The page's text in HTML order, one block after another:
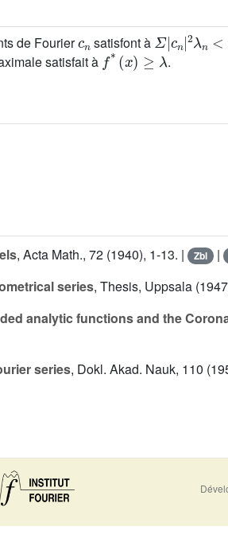
de Fourier
cn
satisfont à
Σ|cn|2λn<
satisfait à
f*(x)≥λ
.
, Acta Math., 72 (1940), 1-13. | Zbl |
series, Thesis, Uppsala
analytic functions and the
series, Dokl. Akad. Nauk, 110